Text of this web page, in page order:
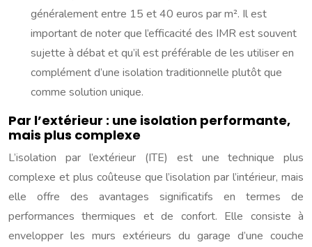
généralement entre 15 et 40 euros par m². Il est
important de noter que l’efficacité des IMR est souvent
sujette à débat et qu’il est préférable de les utiliser en
complément d’une isolation traditionnelle plutôt que
comme solution unique.
Par l’extérieur : une isolation performante,
mais plus complexe
L’isolation par l’extérieur (ITE) est une technique plus
complexe et plus coûteuse que l’isolation par l’intérieur, mais
elle offre des avantages significatifs en termes de
performances thermiques et de confort. Elle consiste à
envelopper les murs extérieurs du garage d’une couche